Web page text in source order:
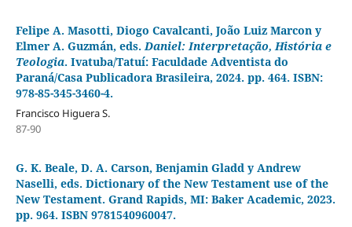
Felipe A. Masotti, Diogo Cavalcanti, João Luiz Marcon y
Elmer A. Guzmán, eds.Daniel: Interpretação, História e
Teologia. Ivatuba/Tatuí: Faculdade Adventista do
Paraná/Casa Publicadora Brasileira, 2024. pp. 464. ISBN:
978-85-345-3460-4.
Francisco Higuera S.
87-90
G. K. Beale, D. A. Carson, Benjamin Gladd y Andrew
Naselli, eds. Dictionary of the New Testament use of the
New Testament. Grand Rapids, MI: Baker Academic, 2023.
pp. 964. ISBN 9781540960047.